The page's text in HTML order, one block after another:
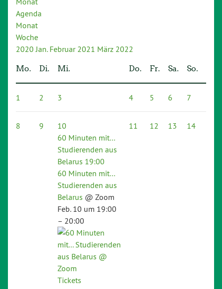
Agenda
Monat
Woche
2020Jan. Februar 2021 März 2022
Mo. Di. Mi. Do. Fr. Sa. So.
1 2 3 4 5 6 7
8 9
10
60 Minuten mit…
Studierenden aus
Belarus 19:00
60 Minuten mit…
Studierenden aus
Belarus @ Zoom
Feb. 10 um 19:00
– 20:00
Tickets
11 12 13 14